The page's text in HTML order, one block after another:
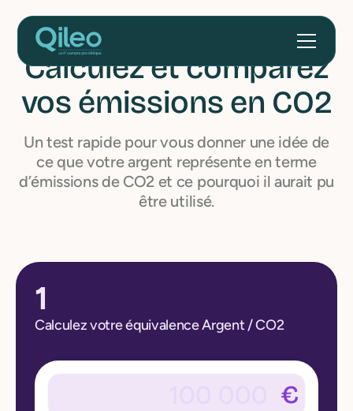
Calculez et comparez
vos émissions en CO2
Un test rapide pour vous donner une idée de
ce que votre argent représente en terme
d’émissions de CO2 et ce pourquoi il aurait pu
être utilisé.
1
Calculez votre équivalence Argent / CO2
€